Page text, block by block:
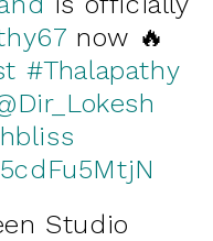
now 🔥
#Thalapathy
Studio